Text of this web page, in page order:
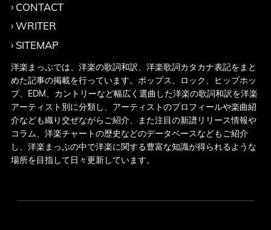
CONTACT
WRITER
SITEMAP
洋楽まっぷでは、洋楽の歌詞和訳、洋楽歌詞カタカナ表記をまと
めた記事の掲載を行っています。ポップス、ロック、ヒップホッ
プ、EDM、カントリーなど幅広く選曲した洋楽の歌詞和訳を洋楽
アーティスト別に分類し、アーティストのプロフィールや楽曲紹
介なども織り交ぜながらご紹介、また注目の新譜リリース情報や
コラム、洋楽チャートの歴史などのデータベースなどもご紹介
し、洋楽まっぷの中で洋楽に関する豊富な知識が得られるような
場所を目指して日々更新しています。